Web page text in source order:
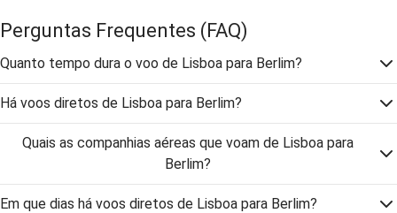
Perguntas Frequentes (FAQ)
Quanto tempo dura o voo de Lisboa para Berlim?
Há voos diretos de Lisboa para Berlim?
Quais as companhias aéreas que voam de Lisboa para
Berlim?
Em que dias há voos diretos de Lisboa para Berlim?